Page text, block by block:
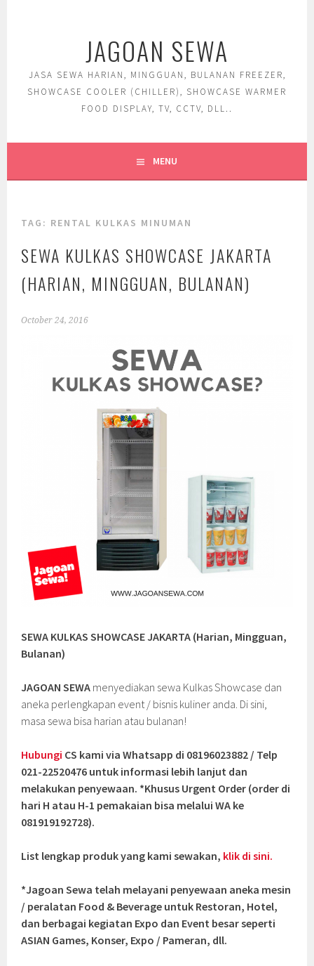
JAGOAN SEWA
JASA SEWA HARIAN, MINGGUAN, BULANAN FREEZER,
SHOWCASE COOLER (CHILLER), SHOWCASE WARMER
FOOD DISPLAY, TV, CCTV, DLL..
MENU
TAG: RENTAL KULKAS MINUMAN
SEWA KULKAS SHOWCASE JAKARTA
(HARIAN, MINGGUAN, BULANAN)
October 24, 2016
SEWA KULKAS SHOWCASE JAKARTA (Harian, Mingguan,
Bulanan)
JAGOAN SEWA menyediakan sewa Kulkas Showcase dan
aneka perlengkapan event / bisnis kuliner anda. Di sini,
masa sewa bisa harian atau bulanan!
Hubungi CS kami via Whatsapp di 08196023882 / Telp
021-22520476 untuk informasi lebih lanjut dan
melakukan penyewaan. *Khusus Urgent Order (order di
hari H atau H-1 pemakaian bisa melalui WA ke
081919192728).
List lengkap produk yang kami sewakan, klik di sini.
*Jagoan Sewa telah melayani penyewaan aneka mesin
/ peralatan Food & Beverage untuk Restoran, Hotel,
dan berbagai kegiatan Expo dan Event besar seperti
ASIAN Games, Konser, Expo / Pameran, dll.